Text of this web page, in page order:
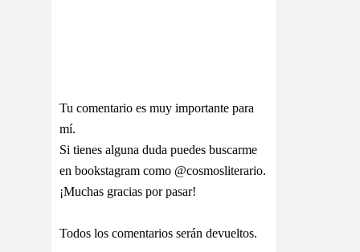
Tu comentario es muy importante para
mí.
Si tienes alguna duda puedes buscarme
en bookstagram como @cosmosliterario.
¡Muchas gracias por pasar!
Todos los comentarios serán devueltos.